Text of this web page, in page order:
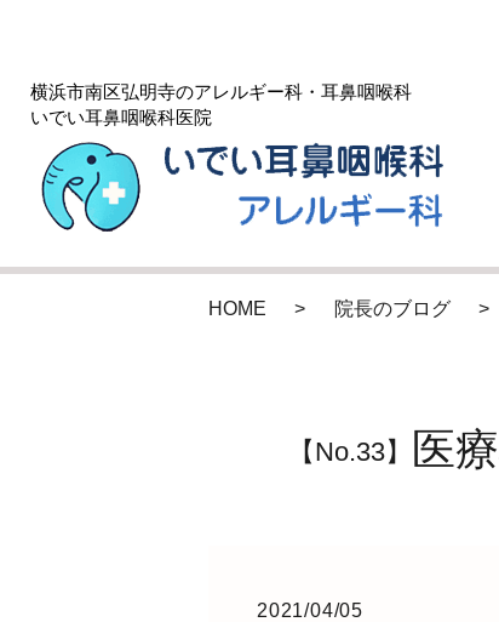
横浜市南区弘明寺のアレルギー科・耳鼻咽喉科
いでい耳鼻咽喉科医院
HOME 院長のブログ
【No.33】 医
2021/04/05